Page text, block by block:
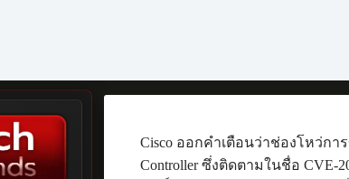
Cisco ออกคำเตือนว่าช่องโหว่การ
Controller ซึ่งติดตามในชื่อ CVE-